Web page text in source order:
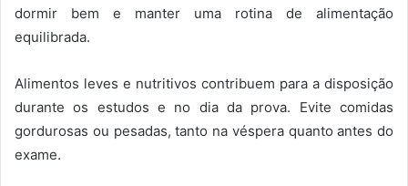
dormir bem e manter uma rotina de alimentação
equilibrada.
Alimentos leves e nutritivos contribuem para a disposição
durante os estudos e no dia da prova. Evite comidas
gordurosas ou pesadas, tanto na véspera quanto antes do
exame.